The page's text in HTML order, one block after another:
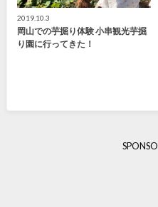
2019.10.3
岡山での芋掘り体験 小串観光芋掘
り園に行ってきた！